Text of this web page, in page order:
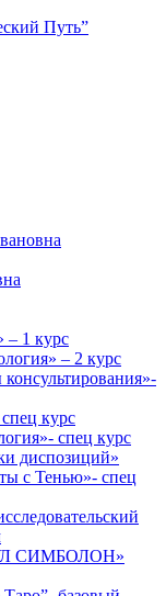
Путь”
– 1 курс
– 2 курс
курс
спец курс
диспозиций»
с Тенью»- спец
СИМБОЛОН»